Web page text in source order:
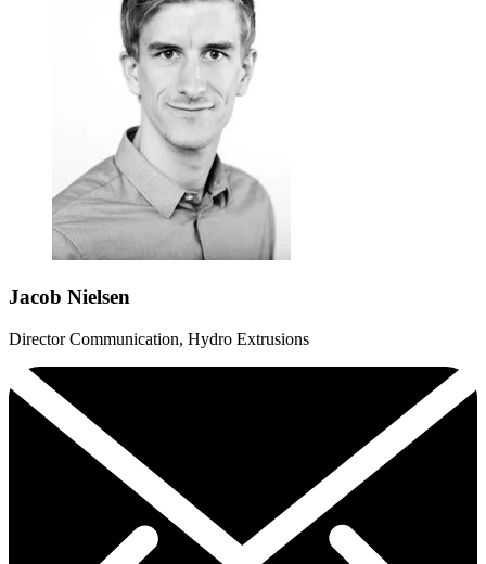
Jacob Nielsen
Director Communication, Hydro Extrusions